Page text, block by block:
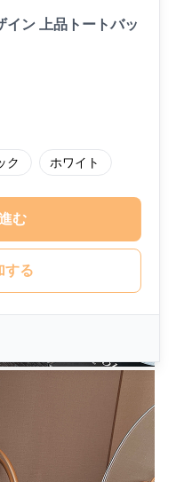
イン 上品トートバッ
ク ホワイト
む
する